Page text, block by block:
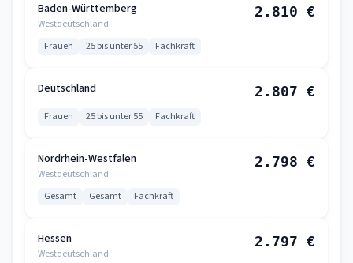
Baden-Württemberg
Westdeutschland
2.810 €
Frauen 25 bis unter 55 Fachkraft
Deutschland 2.807 €
Frauen 25 bis unter 55 Fachkraft
Nordrhein-Westfalen
Westdeutschland
2.798 €
Gesamt Gesamt Fachkraft
Hessen
Westdeutschland
2.797 €